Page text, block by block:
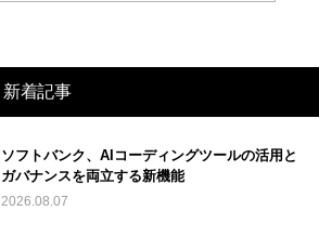
新着記事
ソフトバンク、AIコーディングツールの活用と
ガバナンスを両立する新機能
2026.08.07